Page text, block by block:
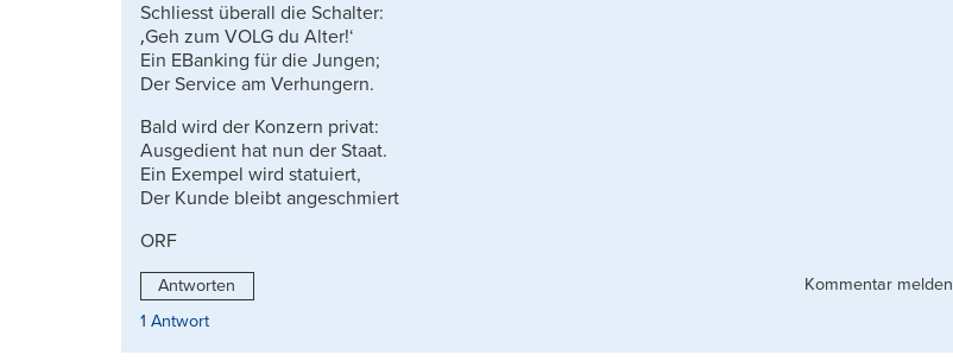
Schliesst überall die Schalter:
‚Geh zum VOLG du Alter!‘
Ein EBanking für die Jungen;
Der Service am Verhungern.
Bald wird der Konzern privat:
Ausgedient hat nun der Staat.
Ein Exempel wird statuiert,
Der Kunde bleibt angeschmiert
ORF
Antworten
Kommentar melden
1 Antwort